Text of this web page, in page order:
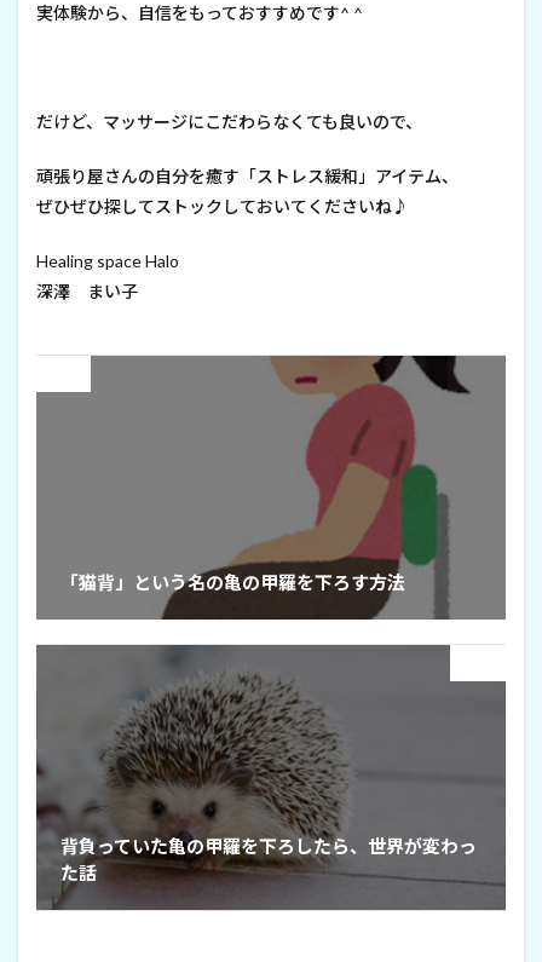
実体験から、自信をもっておすすめです^ ^
だけど、マッサージにこだわらなくても良いので、
頑張り屋さんの自分を癒す「ストレス緩和」アイテム、
ぜひぜひ探してストックしておいてくださいね♪
Healing space Halo
深澤 まい子
「猫背」という名の亀の甲羅を下ろす方法
背負っていた亀の甲羅を下ろしたら、世界が変わっ
た話